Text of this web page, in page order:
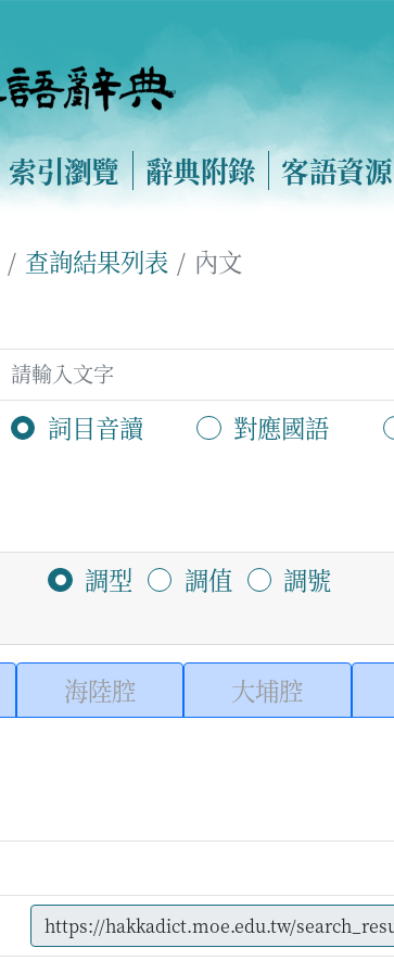
索引瀏覽 辭典附錄 客語資源
查詢結果列表 內文
詞目音讀 對應國語
調型 調值 調號
海陸腔 大埔腔